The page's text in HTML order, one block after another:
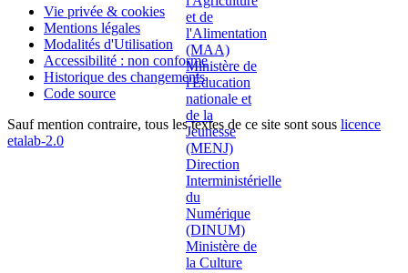
Vie privée & cookies
Mentions légales
Modalités d'Utilisation
Accessibilité : non conforme
Historique des changements
Code source
Sauf mention contraire, tous les textes de ce site sont sous licence
etalab-2.0